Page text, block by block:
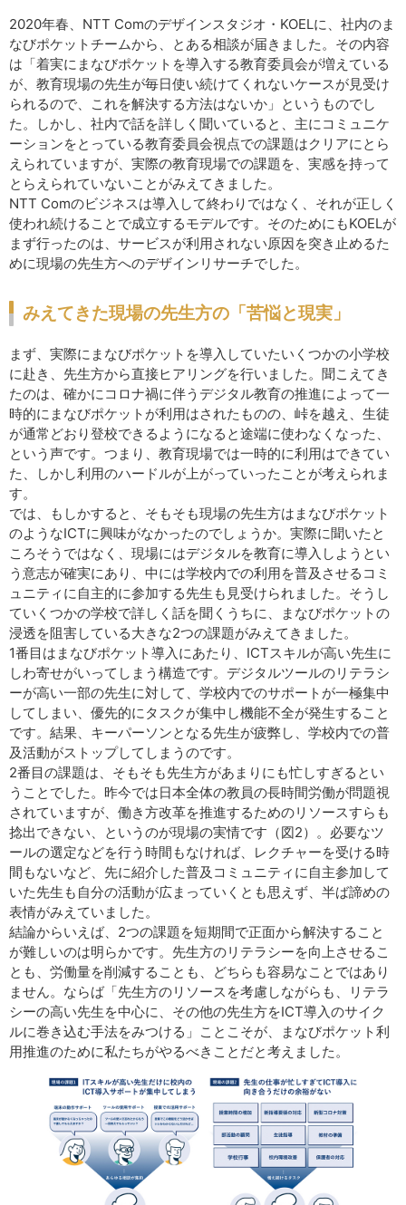
2020年春、NTT Comのデザインスタジオ・KOELに、社内のま
なびポケットチームから、とある相談が届きました。その内容
は「着実にまなびポケットを導入する教育委員会が増えている
が、教育現場の先生が毎日使い続けてくれないケースが見受け
られるので、これを解決する方法はないか」というものでし
た。しかし、社内で話を詳しく聞いていると、主にコミュニケ
ーションをとっている教育委員会視点での課題はクリアにとら
えられていますが、実際の教育現場での課題を、実感を持って
とらえられていないことがみえてきました。
NTT Comのビジネスは導入して終わりではなく、それが正しく
使われ続けることで成立するモデルです。そのためにもKOELが
まず行ったのは、サービスが利用されない原因を突き止めるた
めに現場の先生方へのデザインリサーチでした。
みえてきた現場の先生方の「苦悩と現実」
まず、実際にまなびポケットを導入していたいくつかの小学校
に赴き、先生方から直接ヒアリングを行いました。聞こえてき
たのは、確かにコロナ禍に伴うデジタル教育の推進によって一
時的にまなびポケットが利用はされたものの、峠を越え、生徒
が通常どおり登校できるようになると途端に使わなくなった、
という声です。つまり、教育現場では一時的に利用はできてい
た、しかし利用のハードルが上がっていったことが考えられま
す。
では、もしかすると、そもそも現場の先生方はまなびポケット
のようなICTに興味がなかったのでしょうか。実際に聞いたと
ころそうではなく、現場にはデジタルを教育に導入しようとい
う意志が確実にあり、中には学校内での利用を普及させるコミ
ュニティに自主的に参加する先生も見受けられました。そうし
ていくつかの学校で詳しく話を聞くうちに、まなびポケットの
浸透を阻害している大きな2つの課題がみえてきました。
1番目はまなびポケット導入にあたり、ICTスキルが高い先生に
しわ寄せがいってしまう構造です。デジタルツールのリテラシ
ーが高い一部の先生に対して、学校内でのサポートが一極集中
してしまい、優先的にタスクが集中し機能不全が発生すること
です。結果、キーパーソンとなる先生が疲弊し、学校内での普
及活動がストップしてしまうのです。
2番目の課題は、そもそも先生方があまりにも忙しすぎるとい
うことでした。昨今では日本全体の教員の長時間労働が問題視
されていますが、働き方改革を推進するためのリソースすらも
捻出できない、というのが現場の実情です（図2）。必要なツ
ールの選定などを行う時間もなければ、レクチャーを受ける時
間もないなど、先に紹介した普及コミュニティに自主参加して
いた先生も自分の活動が広まっていくとも思えず、半ば諦めの
表情がみえていました。
結論からいえば、2つの課題を短期間で正面から解決すること
が難しいのは明らかです。先生方のリテラシーを向上させるこ
とも、労働量を削減することも、どちらも容易なことではあり
ません。ならば「先生方のリソースを考慮しながらも、リテラ
シーの高い先生を中心に、その他の先生方をICT導入のサイク
ルに巻き込む手法をみつける」ことこそが、まなびポケット利
用推進のために私たちがやるべきことだと考えました。